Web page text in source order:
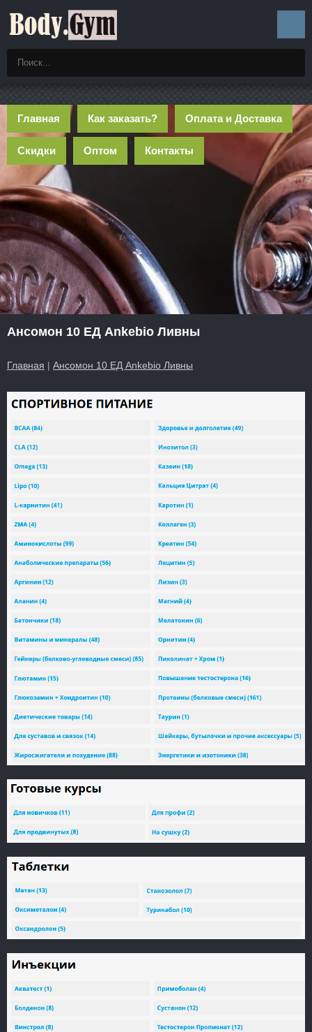
Главная Как заказать? Оплата и Доставка
Скидки Оптом Контакты
Ансомон 10 ЕД Ankebio Ливны
Главная | Ансомон 10 ЕД Ankebio Ливны